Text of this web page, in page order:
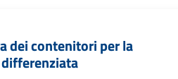
dei contenitori per la